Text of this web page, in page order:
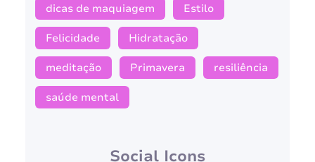
dicas de maquiagem Estilo
Felicidade Hidratação
meditação Primavera resiliência
saúde mental
Social Icons